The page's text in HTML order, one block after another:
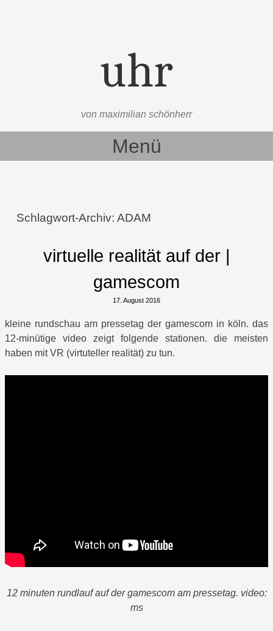
uhr
von maximilian schönherr
Menü
Schlagwort-Archiv:ADAM
virtuelle realität auf der |
gamescom
17. August 2016
kleine rundschau am pressetag der gamescom in köln. das
12-minütige video zeigt folgende stationen. die meisten
haben mit VR (virtuteller realität) zu tun.
12 minuten rundlauf auf der gamescom am pressetag. video:
ms